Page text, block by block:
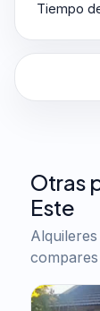
Tiempo
Otras
Este